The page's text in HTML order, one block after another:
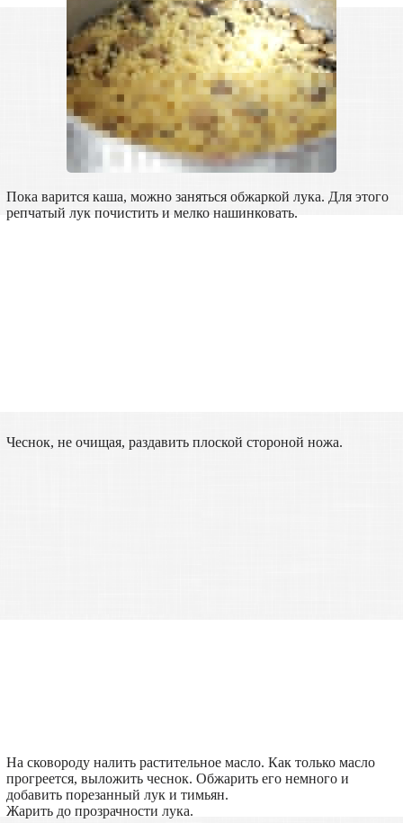
Пока варится каша, можно заняться обжаркой лука. Для этого
репчатый лук почистить и мелко нашинковать.
Чеснок, не очищая, раздавить плоской стороной ножа.
На сковороду налить растительное масло. Как только масло
прогреется, выложить чеснок. Обжарить его немного и
добавить порезанный лук и тимьян.
Жарить до прозрачности лука.